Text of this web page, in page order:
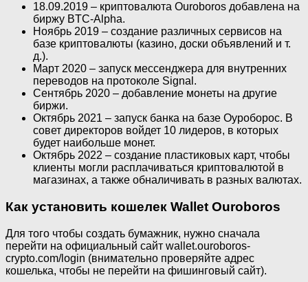
18.09.2019 – криптовалюта Ouroboros добавлена на
биржу BTC-Alpha.
Ноябрь 2019 – создание различных сервисов на
базе криптовалюты (казино, доски объявлений и т.
д.).
Март 2020 – запуск мессенджера для внутренних
переводов на протоколе Signal.
Сентябрь 2020 – добавление монеты на другие
биржи.
Октябрь 2021 – запуск банка на базе Оуроборос. В
совет директоров войдет 10 лидеров, в которых
будет наибольше монет.
Октябрь 2022 – создание пластиковых карт, чтобы
клиенты могли расплачиваться криптовалютой в
магазинах, а также обналичивать в разных валютах.
Как установить кошелек Wallet Ouroboros
Для того чтобы создать бумажник, нужно сначала
перейти на официальный сайт wallet.ouroboros-
crypto.com/login (внимательно проверяйте адрес
кошелька, чтобы не перейти на фишинговый сайт).